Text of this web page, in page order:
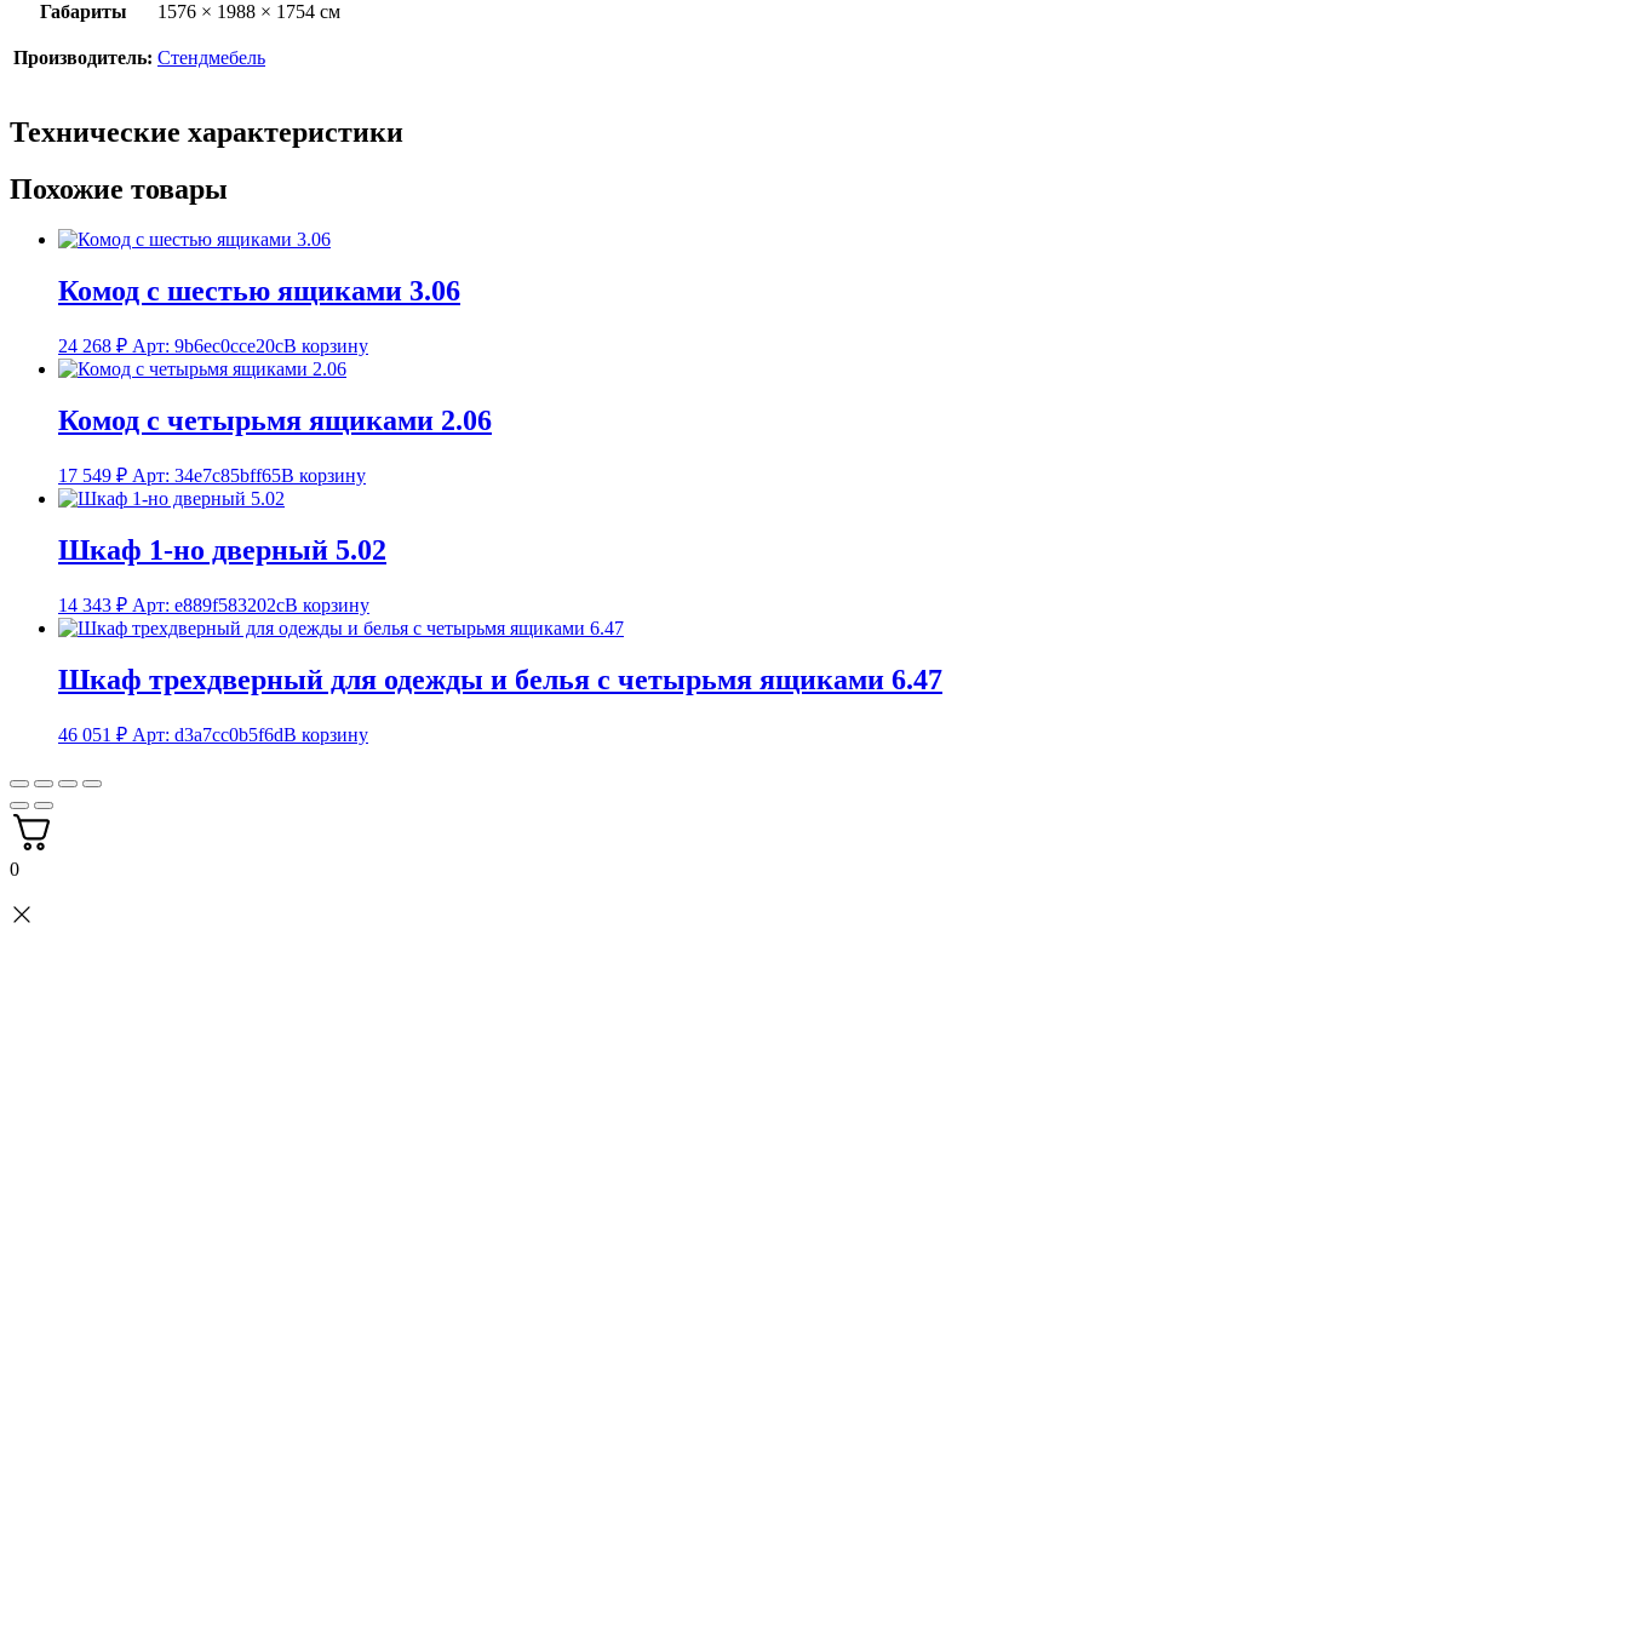
Габариты 1576 × 1988 × 1754 см
Производитель: Стендмебель
Технические характеристики
Похожие товары
Комод с шестью ящиками 3.06
24 268 ₽ Арт: 9b6ec0cce20cВ корзину
Комод с четырьмя ящиками 2.06
17 549 ₽ Арт: 34e7c85bff65В корзину
Шкаф 1-но дверный 5.02
14 343 ₽ Арт: e889f583202cВ корзину
Шкаф трехдверный для одежды и белья с четырьмя ящиками 6.47
46 051 ₽ Арт: d3a7cc0b5f6dВ корзину
0